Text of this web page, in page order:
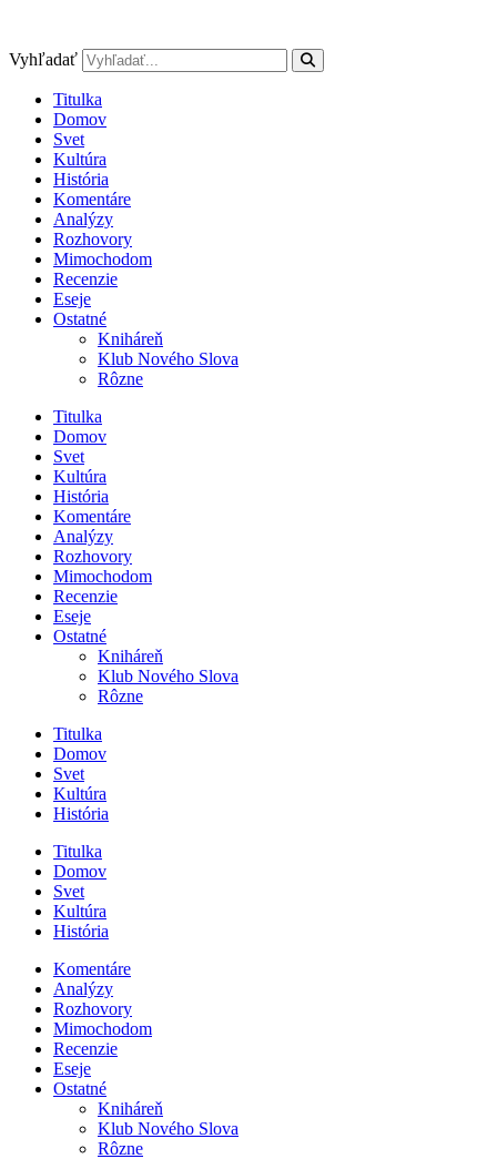
obsah
Vyhľadať
Titulka
Domov
Svet
Kultúra
História
Komentáre
Analýzy
Rozhovory
Mimochodom
Recenzie
Eseje
Ostatné
Kniháreň
Klub Nového Slova
Rôzne
Titulka
Domov
Svet
Kultúra
História
Komentáre
Analýzy
Rozhovory
Mimochodom
Recenzie
Eseje
Ostatné
Kniháreň
Klub Nového Slova
Rôzne
Titulka
Domov
Svet
Kultúra
História
Titulka
Domov
Svet
Kultúra
História
Komentáre
Analýzy
Rozhovory
Mimochodom
Recenzie
Eseje
Ostatné
Kniháreň
Klub Nového Slova
Rôzne